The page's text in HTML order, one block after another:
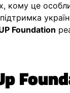
кому це
Foundation